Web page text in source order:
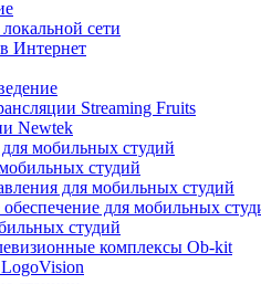
сети
Интернет
Streaming Fruits
Newtek
мобильных студий
студий
для мобильных студий
для мобильных
студий
комплексы Ob-kit